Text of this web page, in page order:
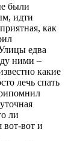
были
идти
как
едва
ними –
какие
лечь спать
ли
вот-вот и